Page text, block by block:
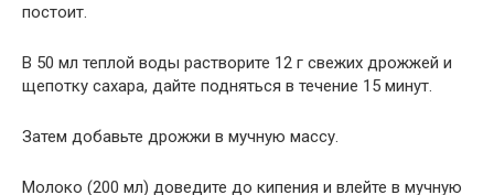
постоит.
В 50 мл теплой воды растворите 12 г свежих дрожжей и
щепотку сахара, дайте подняться в течение 15 минут.
Затем добавьте дрожжи в мучную массу.
Молоко (200 мл) доведите до кипения и влейте в мучную